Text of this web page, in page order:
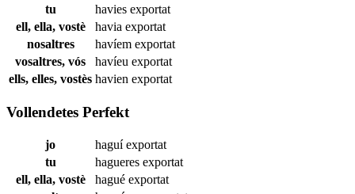
tu
havies exportat
ell, ella, vostè
havia exportat
nosaltres
havíem exportat
vosaltres, vós
havíeu exportat
ells, elles, vostès havien exportat
Vollendetes Perfekt
jo haguíexportat
tu
hagueres exportat
ell, ella, vostè
hagué exportat